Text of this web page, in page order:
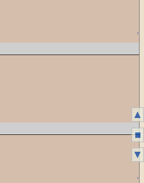
↑
↑
↑
▲
■
▼